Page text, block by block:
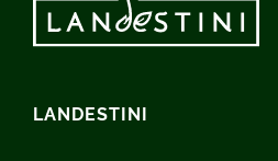
LANDESTINI